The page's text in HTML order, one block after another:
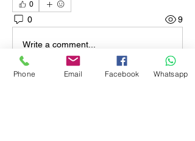
0
0 9
Write a comment...
Phone Email Facebook Whatsapp